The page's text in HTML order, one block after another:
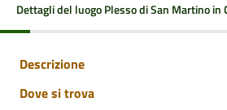
Dettagli del luogo Plesso di San Martino in
Descrizione
Dove si trova